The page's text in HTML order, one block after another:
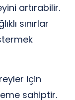
artırabilir.
sınırlar
için
sahiptir.